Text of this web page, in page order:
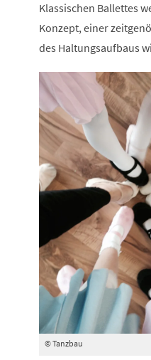
Klassischen Ballettes
Konzept, einer
des Haltungsaufbaus
© Tanzbau